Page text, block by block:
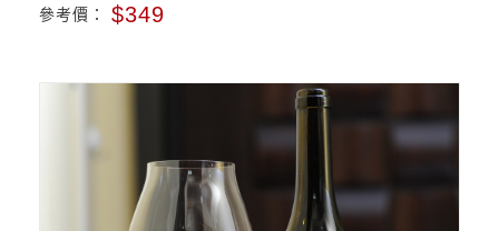
參考價： $349